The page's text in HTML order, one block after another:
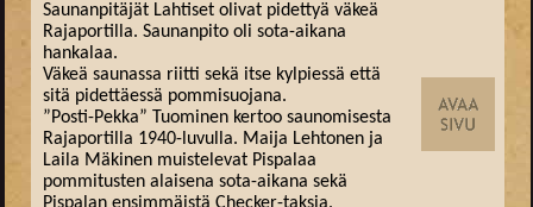
Saunanpitäjät Lahtiset olivat pidettyä väkeä
Rajaportilla. Saunanpito oli sota-aikana
hankalaa.
Väkeä saunassa riitti sekä itse kylpiessä että
sitä pidettäessä pommisuojana.
”Posti-Pekka” Tuominen kertoo saunomisesta
Rajaportilla 1940-luvulla. Maija Lehtonen ja
Laila Mäkinen muistelevat Pispalaa
pommitusten alaisena sota-aikana sekä